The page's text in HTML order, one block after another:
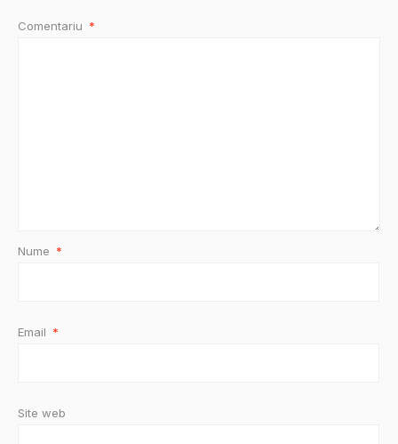
Comentariu *
Nume *
Email *
Site web